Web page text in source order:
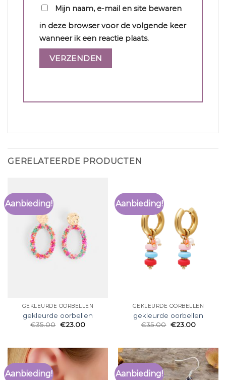
Mijn naam, e-mail en site bewaren
in deze browser voor de volgende keer
wanneer ik een reactie plaats.
GERELATEERDE PRODUCTEN
Aanbieding!
GEKLEURDE OORBELLEN
gekleurde oorbellen
€35.00 €23.00
Aanbieding!
GEKLEURDE OORBELLEN
gekleurde oorbellen
€35.00 €23.00
Aanbieding! Aanbieding!